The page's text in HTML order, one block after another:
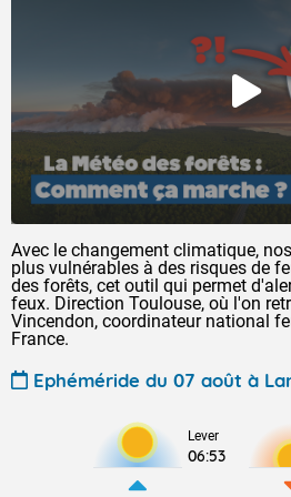
Avec le changement climatique,
plus vulnérables à des risques de
des forêts, cet outil qui permet
feux. Direction Toulouse, où l'on
Vincendon, coordinateur national
France.
Ephéméride du 07 août à
Lever
06:53